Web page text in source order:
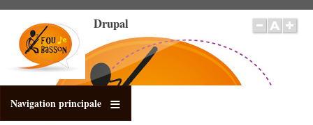
contenuto
principale
Drupal
Navigation principale